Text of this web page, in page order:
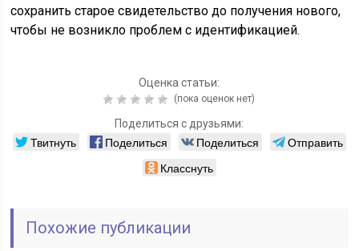
сохранить старое свидетельство до получения нового,
чтобы не возникло проблем с идентификацией.
Оценка статьи:
(пока оценок нет)
Поделиться с друзьями:
Твитнуть Поделиться Поделиться
Отправить
Класснуть
Похожие публикации